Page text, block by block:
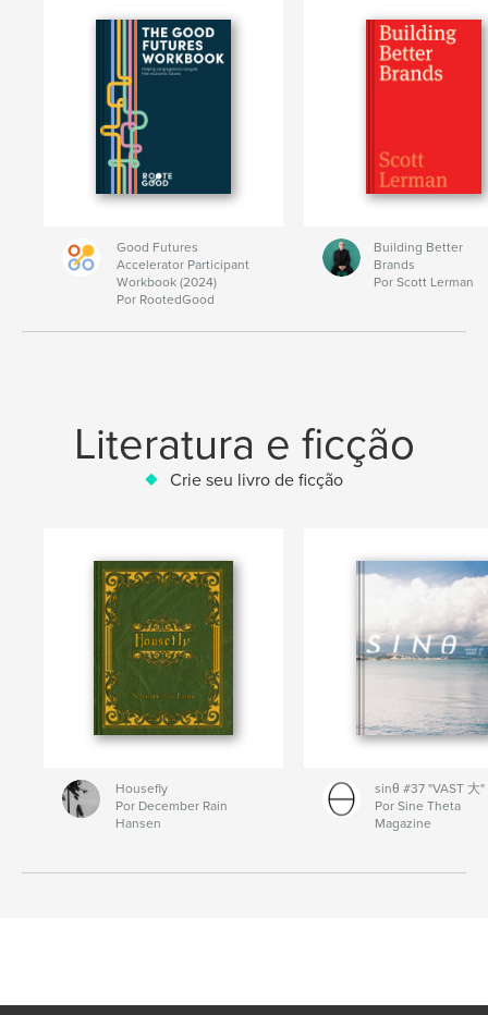
Good Futures
Accelerator Participant
Workbook (2024)
Por RootedGood
Building Better
Brands
Por Scott Lerman
Literatura e ficção
Crie seu livro de ficção
Housefly
Por December Rain
Hansen
sinθ #37 "VAST 大"
Por Sine Theta
Magazine